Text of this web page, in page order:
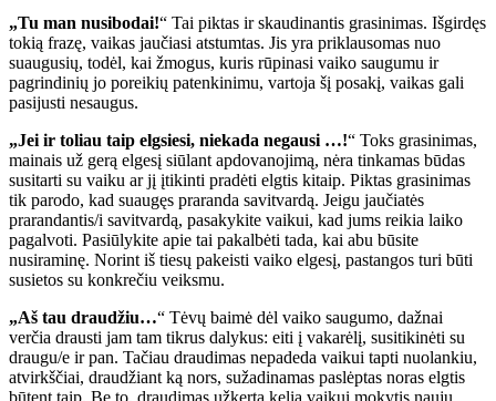
„Tu man nusibodai!“ Tai piktas ir skaudinantis grasinimas. Išgirdęs
tokią frazę, vaikas jaučiasi atstumtas. Jis yra priklausomas nuo
suaugusių, todėl, kai žmogus, kuris rūpinasi vaiko saugumu ir
pagrindinių jo poreikių patenkinimu, vartoja šį posakį, vaikas gali
pasijusti nesaugus.
„Jei ir toliau taip elgsiesi, niekada negausi …!“ Toks grasinimas,
mainais už gerą elgesį siūlant apdovanojimą, nėra tinkamas būdas
susitarti su vaiku ar jį įtikinti pradėti elgtis kitaip. Piktas grasinimas
tik parodo, kad suaugęs praranda savitvardą. Jeigu jaučiatės
prarandantis/i savitvardą, pasakykite vaikui, kad jums reikia laiko
pagalvoti. Pasiūlykite apie tai pakalbėti tada, kai abu būsite
nusiraminę. Norint iš tiesų pakeisti vaiko elgesį, pastangos turi būti
susietos su konkrečiu veiksmu.
„Aš tau draudžiu…“ Tėvų baimė dėl vaiko saugumo, dažnai
verčia drausti jam tam tikrus dalykus: eiti į vakarėlį, susitikinėti su
draugu/e ir pan. Tačiau draudimas nepadeda vaikui tapti nuolankiu,
atvirkščiai, draudžiant ką nors, sužadinamas paslėptas noras elgtis
būtent taip. Be to, draudimas užkerta kelią vaikui mokytis naujų